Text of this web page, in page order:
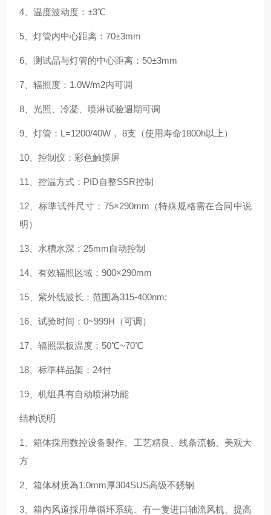
4 、温度波动度：±3℃
5 、灯管内中心距离： 70±3mm
6 、测试品与灯管的中心距离： 50±3mm
7 、辐照度： 1.0W/m2内可调
8 、光照、冷凝、喷淋试验週期可调
9 、灯管： L=1200/40W ， 8支（使用寿命1800h以上）
10 、控制仪：彩色触摸屏
11 、控温方式： PID自整SSR控制
12 、标準试件尺寸： 75×290mm （特殊规格需在合同中说
明）
13 、水槽水深： 25mm自动控制
14 、有效辐照区域： 900×290mm
15 、紫外线波长：范围為315-400nm;
16 、试验时间： 0~999H （可调）
17 、辐照黑板温度： 50℃~70℃
18 、标準样品架： 24付
19 、机组具有自动喷淋功能
结构说明
1
、箱体採用数控设备製作、工艺精良、线条流畅、美观大
方
2 、箱体材质為1.0mm厚304SUS高级不銹钢
3 、箱内风道採用单循环系统、有一隻进口轴流风机、提高